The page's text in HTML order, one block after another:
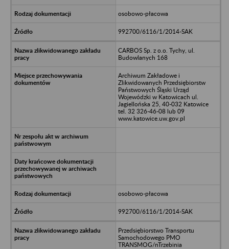
osobowo-płacowa
992700/6116/1/2014-SAK
CARBOS Sp. z o.o. Tychy, ul.
Budowlanych 168
Archiwum Zakładowe i
Zlikwidowanych Przedsiębiorstw
Państwowych Śląski Urząd
Wojewódzki w Katowicach ul.
Jagiellońska 25, 40-032 Katowice
tel. 32 326-46-08 lub 09
www.katowice.uw.gov.pl
osobowo-płacowa
992700/6116/1/2014-SAK
Przedsiębiorstwo Transportu
Samochodowego PMO
TRANSMOG/nTrzebinia